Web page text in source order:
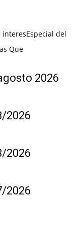
interesEspecial del
Que
2026
2026
2026
2026